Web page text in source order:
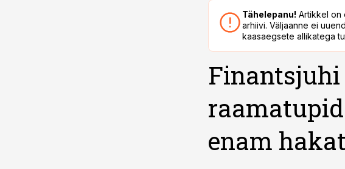
Tähelepanu! Artikkel on
arhiivi. Väljaanne ei
kaasaegsete allikatega
Finantsjuhi
enam